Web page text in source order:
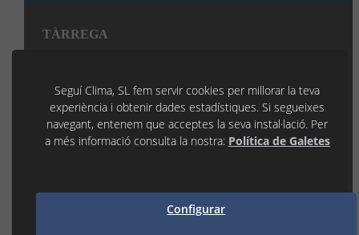
TÀRREGA
973 31 45 53
tarrega@seguiclima.com
De 07:30H a 19:00H
LLEIDA
973 21 35 55
Seguí Clima, SL fem servir cookies per millorar la teva
experiència i obtenir dades estadístiques. Si segueixes
navegant, entenem que acceptes la seva instal·lació. Per
a més informació consulta la nostra: Política de Galetes
Configurar